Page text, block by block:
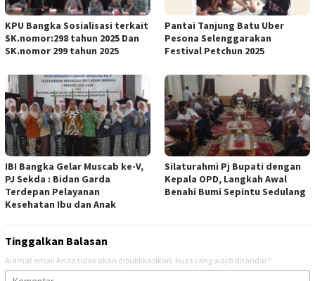
KPU Bangka Sosialisasi terkait
SK.nomor:298 tahun 2025 Dan
SK.nomor 299 tahun 2025
Pantai Tanjung Batu Uber
Pesona Selenggarakan
Festival Petchun 2025
IBI Bangka Gelar Muscab ke-V,
PJ Sekda : Bidan Garda
Terdepan Pelayanan
Kesehatan Ibu dan Anak
Silaturahmi Pj Bupati dengan
Kepala OPD, Langkah Awal
Benahi Bumi Sepintu Sedulang
Tinggalkan Balasan
Alamat email Anda tidak akan dipublikasikan. Ruas yang wajib ditandai *